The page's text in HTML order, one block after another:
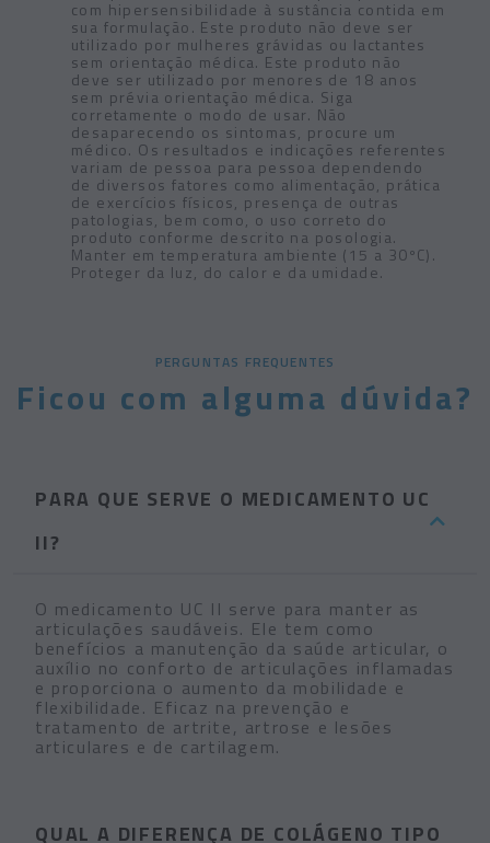
com hipersensibilidade à sustância contida em
sua formulação. Este produto não deve ser
utilizado por mulheres grávidas ou lactantes
sem orientação médica. Este produto não
deve ser utilizado por menores de 18 anos
sem prévia orientação médica. Siga
corretamente o modo de usar. Não
desaparecendo os sintomas, procure um
médico. Os resultados e indicações referentes
variam de pessoa para pessoa dependendo
de diversos fatores como alimentação, prática
de exercícios físicos, presença de outras
patologias, bem como, o uso correto do
produto conforme descrito na posologia.
Manter em temperatura ambiente (15 a 30ºC).
Proteger da luz, do calor e da umidade.
PERGUNTAS FREQUENTES
Ficou com alguma dúvida?
PARA QUE SERVE O MEDICAMENTO UC
II?
O medicamento UC II serve para manter as
articulações saudáveis. Ele tem como
benefícios a manutenção da saúde articular, o
auxílio no conforto de articulações inflamadas
e proporciona o aumento da mobilidade e
flexibilidade. Eficaz na prevenção e
tratamento de artrite, artrose e lesões
articulares e de cartilagem.
QUAL A DIFERENÇA DE COLÁGENO TIPO